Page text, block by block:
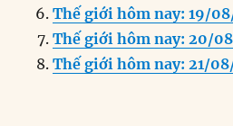
k
Thế giới hôm nay: 19/
Thế giới hôm nay: 20/
Thế giới hôm nay: 21/